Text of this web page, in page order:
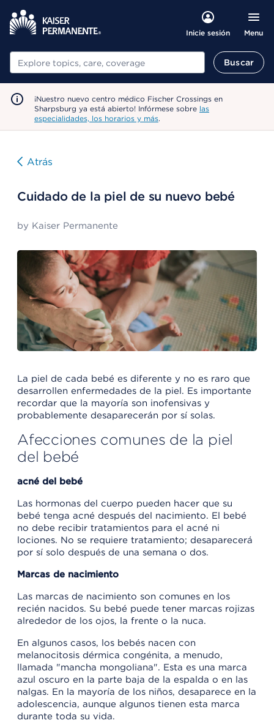
Inicie sesión Menu
Buscar Buscar
¡Nuestro nuevo centro médico Fischer Crossings en
Sharpsburg ya está abierto! Infórmese sobre las
especialidades, los horarios y más.
Atrás
Cuidado de la piel de su nuevo bebé
by Kaiser Permanente
La piel de cada bebé es diferente y no es raro que
desarrollen enfermedades de la piel. Es importante
recordar que la mayoría son inofensivas y
probablemente desaparecerán por sí solas.
Afecciones comunes de la piel
del bebé
acné del bebé
Las hormonas del cuerpo pueden hacer que su
bebé tenga acné después del nacimiento. El bebé
no debe recibir tratamientos para el acné ni
lociones. No se requiere tratamiento; desaparecerá
por sí solo después de una semana o dos.
Marcas de nacimiento
Las marcas de nacimiento son comunes en los
recién nacidos. Su bebé puede tener marcas rojizas
alrededor de los ojos, la frente o la nuca.
En algunos casos, los bebés nacen con
melanocitosis dérmica congénita, a menudo,
llamada "mancha mongoliana". Esta es una marca
azul oscuro en la parte baja de la espalda o en las
nalgas. En la mayoría de los niños, desaparece en la
adolescencia, aunque algunos tienen esta marca
durante toda su vida.